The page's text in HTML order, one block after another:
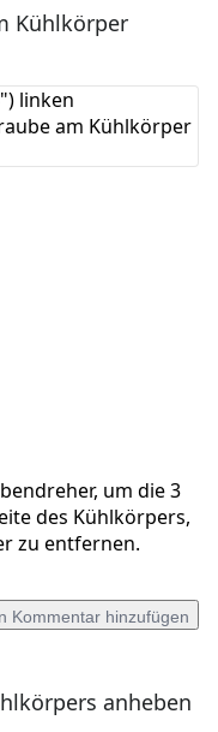
Kühlkörper
um die 3
des Kühlkörpers,
zu entfernen.
Kommentar hinzufügen
anheben